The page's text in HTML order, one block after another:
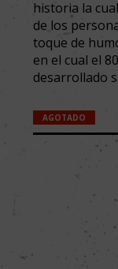
historia la
de los
toque de
en el cual el
desarrollado
AGOTADO